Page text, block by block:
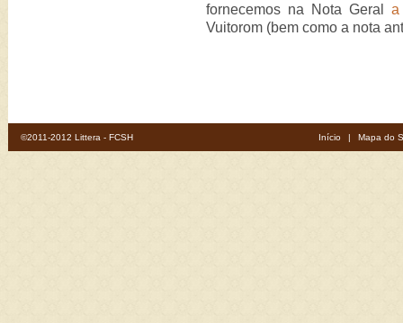
fornecemos na Nota Gerala
Vuitorom (bem como a nota
©2011-2012 Littera - FCSH Início | Mapa do